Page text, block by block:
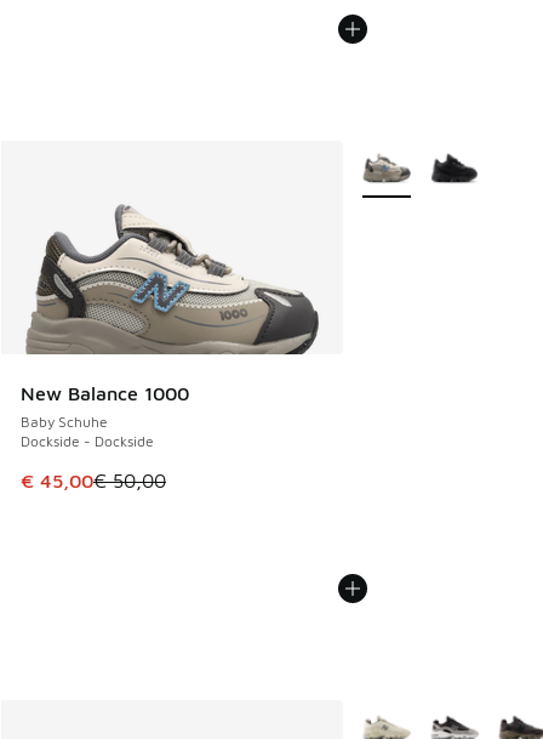
New Balance 1000
Baby Schuhe
Dockside - Dockside
Dieser Artikel ist im Sale. Der Preis ist von € 50,00 auf €
€ 45,00€ 50,00
Weitere Farben
Weitere Farben